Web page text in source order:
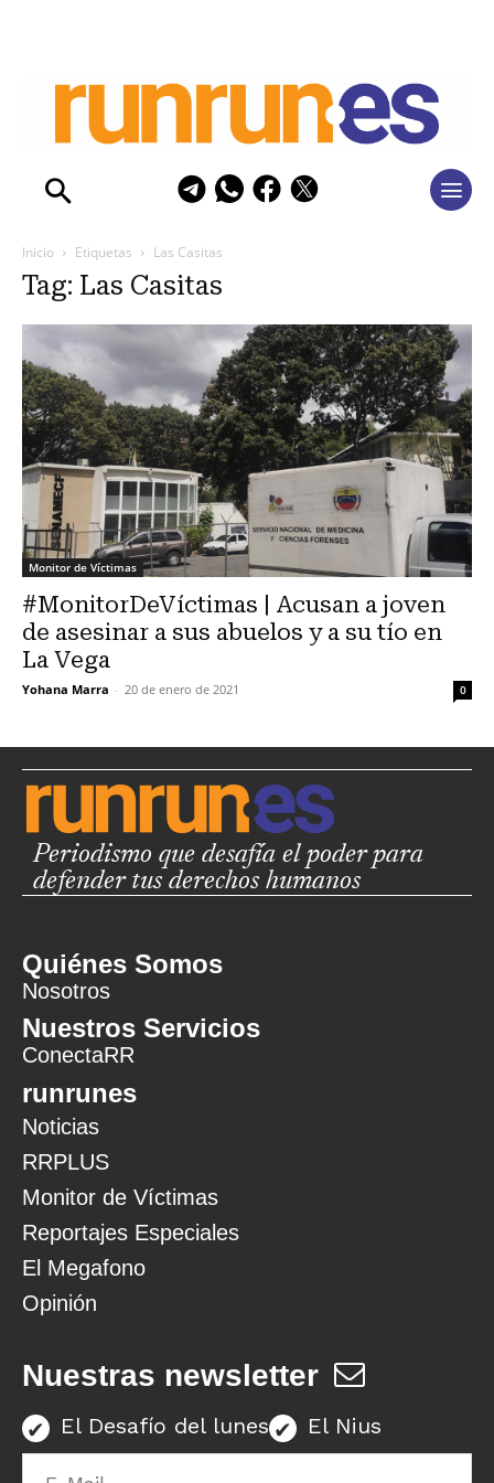
Inicio Etiquetas Las Casitas
Tag: Las Casitas
Monitor de Víctimas
#MonitorDeVíctimas | Acusan a joven
de asesinar a sus abuelos y a su tío en
La Vega
Yohana Marra - 20 de enero de 2021 0
Periodismo que desafía el poder para
defender tus derechos humanos
Quiénes Somos
Nosotros
Nuestros Servicios
ConectaRR
runrunes
Noticias
RRPLUS
Monitor de Víctimas
Reportajes Especiales
El Megafono
Opinión
Nuestras newsletter
El Desafío del lunes El Nius